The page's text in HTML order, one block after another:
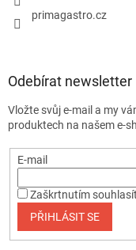
primagastro.cz
Odebírat newsletter
Vložte svůj e-mail a my
produktech na našem e-
E-mail
Zaškrtnutím
PŘIHLÁSIT SE